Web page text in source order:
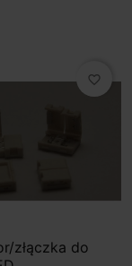
favorite_border
złączka do